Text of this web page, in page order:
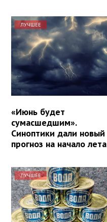
ЛУЧШЕЕ
«Июнь будет
сумасшедшим».
Синоптики дали новый
прогноз на начало лета
ЛУЧШЕЕ